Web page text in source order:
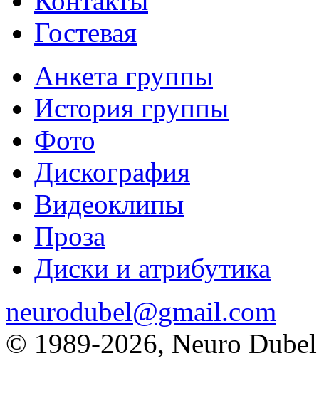
Гостевая
Анкета группы
История группы
Фото
Дискография
Видеоклипы
Проза
Диски и атрибутика
neurodubel@gmail.com
© 1989-2026, Neuro Dubel